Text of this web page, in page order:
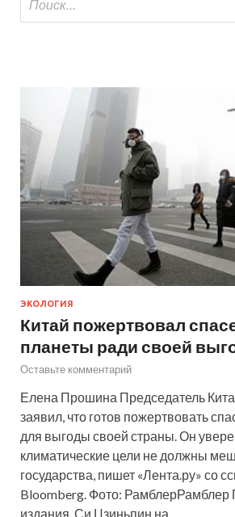
ЭКОЛОГИЯ
Китай пожертвовал
планеты ради своей
Оставьте комментарий
Елена Прошина Председатель
заявил, что готов пожертвовать
для выгоды своей страны. Он
климатические цели не должны
государства, пишет «Лента.ру» со
Bloomberg. Фото:
издания, Си Цзиньпин на…